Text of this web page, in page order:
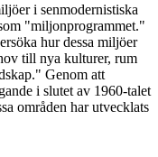
i senmodernistiska
"miljonprogrammet."
hur dessa miljöer
till nya kulturer, rum
Genom att
i slutet av 1960-talet
områden har utvecklats